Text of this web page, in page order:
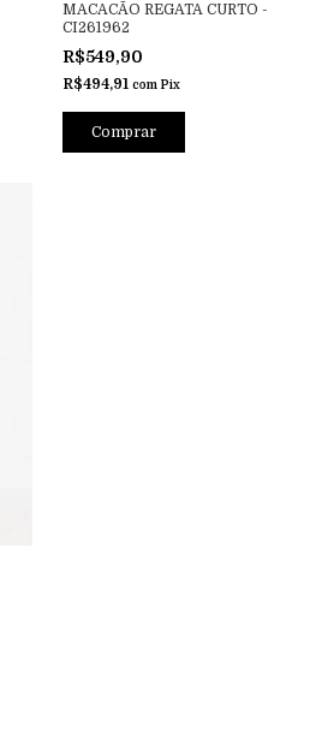
MACACÃO REGATA CURTO -
CI261962
R$549,90
R$494,91 com Pix
Comprar